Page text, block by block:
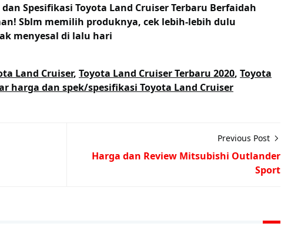
dan Spesifikasi Toyota Land Cruiser Terbaru Berfaidah
Sblm memilih produknya, cek lebih-lebih dulu
menyesal di lalu hari
Land Cruiser, Toyota Land Cruiser Terbaru 2020, Toyota
harga dan spek/spesifikasi Toyota Land Cruiser
Previous Post
Harga dan Review Mitsubishi Outlander
Sport